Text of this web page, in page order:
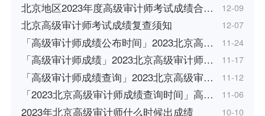
北京地区2023年度高级审计师考试成绩合… 12-09
北京高级审计师考试成绩复查须知 12-07
「高级审计师成绩公布时间」2023北京高… 11-24
「高级审计师成绩」2023北京高级审计师… 11-17
「高级审计师成绩查询」2023北京高级审… 11-12
「2023北京高级审计师成绩查询时间」高… 11-06
2023年北京高级审计师什么时候出成绩 10-10